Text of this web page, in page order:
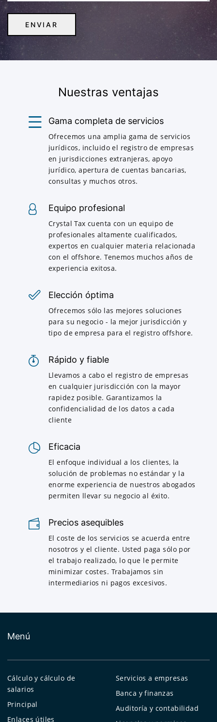
Nuestras ventajas
Gama completa de servicios
Ofrecemos una amplia gama de servicios
jurídicos, incluido el registro de empresas
en jurisdicciones extranjeras, apoyo
jurídico, apertura de cuentas bancarias,
consultas y muchos otros.
Equipo profesional
Crystal Tax cuenta con un equipo de
profesionales altamente cualificados,
expertos en cualquier materia relacionada
con el offshore. Tenemos muchos años de
experiencia exitosa.
Elección óptima
Ofrecemos sólo las mejores soluciones
para su negocio - la mejor jurisdicción y
tipo de empresa para el registro offshore.
Rápido y fiable
Llevamos a cabo el registro de empresas
en cualquier jurisdicción con la mayor
rapidez posible. Garantizamos la
confidencialidad de los datos a cada
cliente
Eficacia
El enfoque individual a los clientes, la
solución de problemas no estándar y la
enorme experiencia de nuestros abogados
permiten llevar su negocio al éxito.
Precios asequibles
El coste de los servicios se acuerda entre
nosotros y el cliente. Usted paga sólo por
el trabajo realizado, lo que le permite
minimizar costes. Trabajamos sin
intermediarios ni pagos excesivos.
Menú
Cálculo y cálculo de
salarios
Principal
Enlaces útiles
Servicios a empresas
Banca y finanzas
Auditoría y contabilidad